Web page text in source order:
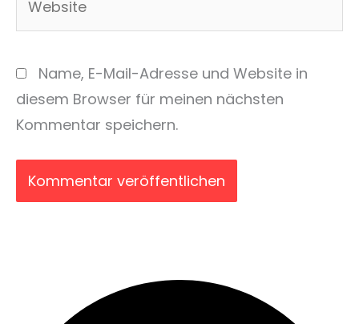
Name, E-Mail-Adresse und Website in
diesem Browser für meinen nächsten
Kommentar speichern.